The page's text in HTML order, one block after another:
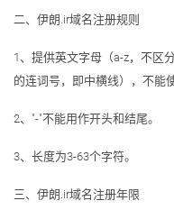
二、伊朗.ir域名注册规则
1、提供英文字母（a-z，不区
的连词号，即中横线），不能
2、"-"不能用作开头和结尾。
3、长度为3-63个字符。
三、伊朗.ir域名注册年限